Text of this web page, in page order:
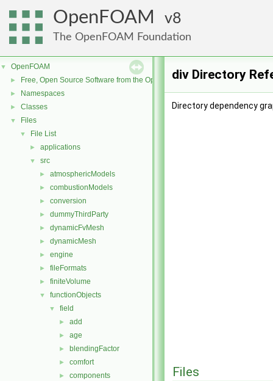
OpenFOAM 8
The OpenFOAM Foundation
▼ OpenFOAM
► Free, Open Source Software from the OpenFOAM Foundation
► Namespaces
► Classes
▼ Files
▼ File List
► applications
▼ src
► atmosphericModels
► combustionModels
► conversion
► dummyThirdParty
► dynamicFvMesh
► dynamicMesh
► engine
► fileFormats
► finiteVolume
▼ functionObjects
▼ field
► add
► age
► blendingFactor
► comfort
► components
div Directory
Directory dependency
Files